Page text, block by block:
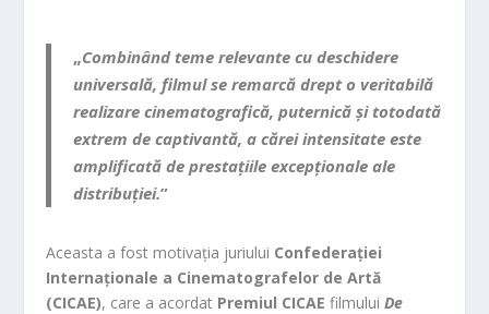
„Combinând teme relevante cu deschidere
universală, filmul se remarcă drept o veritabilă
realizare cinematografică, puternică și totodată
extrem de captivantă, a cărei intensitate este
amplificată de prestațiile excepționale ale
distribuției.”
Aceasta a fost motivația juriului Confederației
Internaționale a Cinematografelor de Artă
(CICAE), care a acordat Premiul CICAEfilmuluiDe